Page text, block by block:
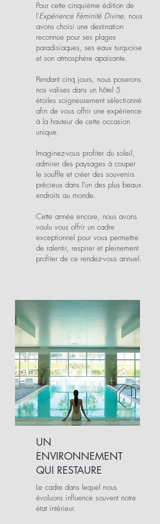
Pour cette cinquième édition de
l'Expérience Féminité Divine, nous
avons choisi une destination
reconnue pour ses plages
paradisiaques, ses eaux turquoise
et son atmosphère apaisante.
Pendant cinq jours, nous poserons
nos valises dans un hôtel 5
étoiles soigneusement sélectionné
afin de vous offrir une expérience
à la hauteur de cette occasion
unique.
Imaginez-vous profiter du soleil,
admirer des paysages à couper
le souffle et créer des souvenirs
précieux dans l'un des plus beaux
endroits au monde.
Cette année encore, nous avons
voulu vous offrir un cadre
exceptionnel pour vous permettre
de ralentir, respirer et pleinement
profiter de ce rendez-vous annuel.
UN
ENVIRONNEMENT
QUI RESTAURE
Le cadre dans lequel nous
évoluons influence souvent notre
état intérieur.